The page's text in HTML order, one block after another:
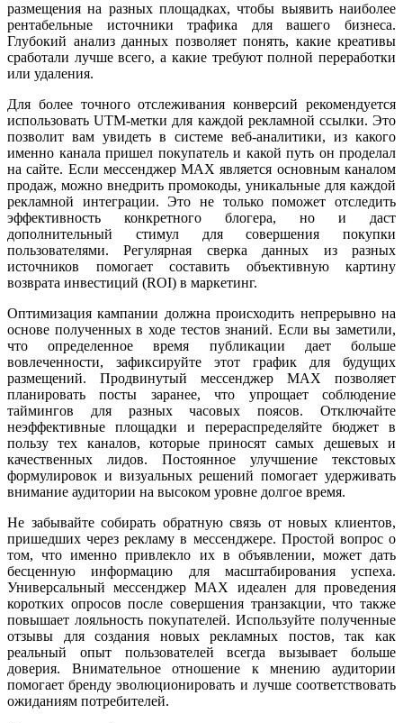
размещения на разных площадках, чтобы выявить наиболее
рентабельные источники трафика для вашего бизнеса.
Глубокий анализ данных позволяет понять, какие креативы
сработали лучше всего, а какие требуют полной переработки
или удаления.
Для более точного отслеживания конверсий рекомендуется
использовать UTM-метки для каждой рекламной ссылки. Это
позволит вам увидеть в системе веб-аналитики, из какого
именно канала пришел покупатель и какой путь он проделал
на сайте. Если мессенджер MAX является основным каналом
продаж, можно внедрить промокоды, уникальные для каждой
рекламной интеграции. Это не только поможет отследить
эффективность конкретного блогера, но и даст
дополнительный стимул для совершения покупки
пользователями. Регулярная сверка данных из разных
источников помогает составить объективную картину
возврата инвестиций (ROI) в маркетинг.
Оптимизация кампании должна происходить непрерывно на
основе полученных в ходе тестов знаний. Если вы заметили,
что определенное время публикации дает больше
вовлеченности, зафиксируйте этот график для будущих
размещений. Продвинутый мессенджер MAX позволяет
планировать посты заранее, что упрощает соблюдение
таймингов для разных часовых поясов. Отключайте
неэффективные площадки и перераспределяйте бюджет в
пользу тех каналов, которые приносят самых дешевых и
качественных лидов. Постоянное улучшение текстовых
формулировок и визуальных решений помогает удерживать
внимание аудитории на высоком уровне долгое время.
Не забывайте собирать обратную связь от новых клиентов,
пришедших через рекламу в мессенджере. Простой вопрос о
том, что именно привлекло их в объявлении, может дать
бесценную информацию для масштабирования успеха.
Универсальный мессенджер MAX идеален для проведения
коротких опросов после совершения транзакции, что также
повышает лояльность покупателей. Используйте полученные
отзывы для создания новых рекламных постов, так как
реальный опыт пользователей всегда вызывает больше
доверия. Внимательное отношение к мнению аудитории
помогает бренду эволюционировать и лучше соответствовать
ожиданиям потребителей.